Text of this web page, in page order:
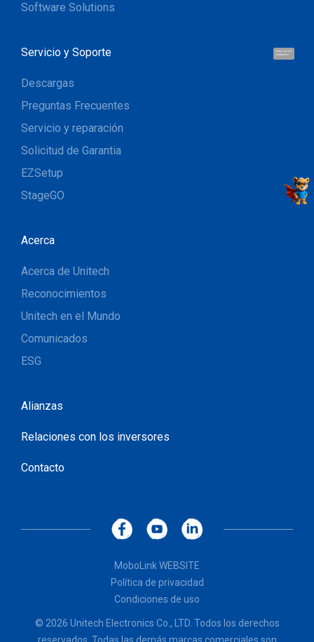
Hola, soy UU.
¡Hablemos!
Software Solutions
Servicio y Soporte
Descargas
Preguntas Frecuentes
Servicio y reparación
Solicitud de Garantia
EZSetup
StageGO
Acerca
Acerca de Unitech
Reconocimientos
Unitech en el Mundo
Comunicados
ESG
Alianzas
Relaciones con los inversores
Contacto
MoboLink WEBSITE
Política de privacidad
Condiciones de uso
© 2026 Unitech Electronics Co., LTD. Todos los derechos